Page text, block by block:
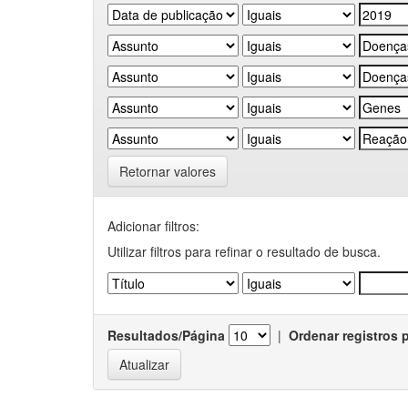
Retornar valores
Adicionar filtros:
Utilizar filtros para refinar o resultado de busca.
Resultados/Página | Ordenar registros